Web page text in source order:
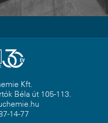
Kft.
Béla út 105-113.
14-77